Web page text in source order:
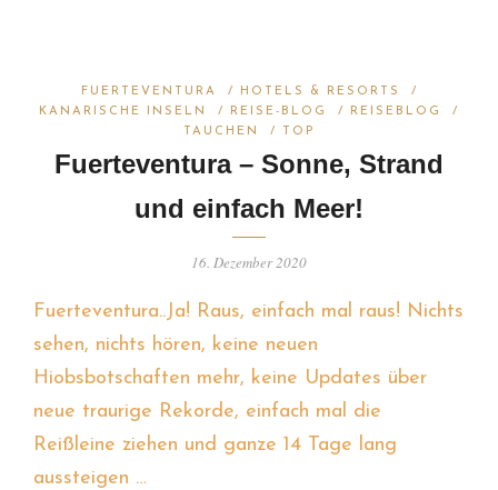
FUERTEVENTURA / HOTELS & RESORTS
/
KANARISCHE INSELN
/ REISE-BLOG / REISEBLOG
/
TAUCHEN
/ TOP
Fuerteventura – Sonne, Strand
und einfach Meer!
16. Dezember 2020
Fuerteventura..Ja! Raus, einfach mal raus! Nichts
sehen, nichts hören, keine neuen
Hiobsbotschaften mehr, keine Updates über
neue traurige Rekorde, einfach mal die
Reißleine ziehen und ganze 14 Tage lang
aussteigen …